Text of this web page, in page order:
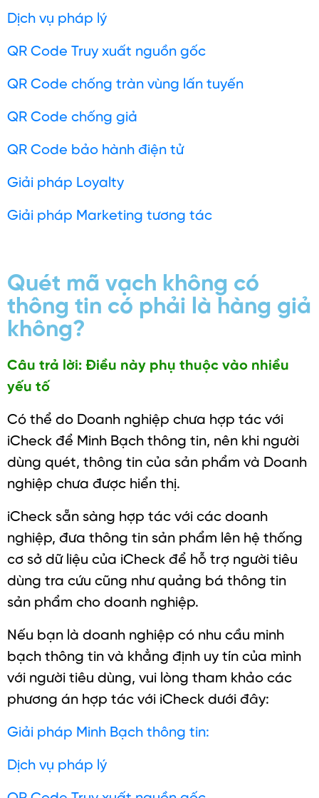
Dịch vụ pháp lý
QR Code Truy xuất nguồn gốc
QR Code chống tràn vùng lấn tuyến
QR Code chống giả
QR Code bảo hành điện tử
Giải pháp Loyalty
Giải pháp Marketing tương tác
Quét mã vạch không có
thông tin có phải là hàng giả
không?
Câu trả lời: Điều này phụ thuộc vào nhiều
yếu tố
Có thể do Doanh nghiệp chưa hợp tác với
iCheck để Minh Bạch thông tin, nên khi người
dùng quét, thông tin của sản phẩm và Doanh
nghiệp chưa được hiển thị.
iCheck sẵn sàng hợp tác với các doanh
nghiệp, đưa thông tin sản phẩm lên hệ thống
cơ sở dữ liệu của iCheck để hỗ trợ người tiêu
dùng tra cứu cũng như quảng bá thông tin
sản phẩm cho doanh nghiệp.
Nếu bạn là doanh nghiệp có nhu cầu minh
bạch thông tin và khẳng định uy tín của mình
với người tiêu dùng, vui lòng tham khảo các
phương án hợp tác với iCheck dưới đây:
Giải pháp Minh Bạch thông tin:
Dịch vụ pháp lý